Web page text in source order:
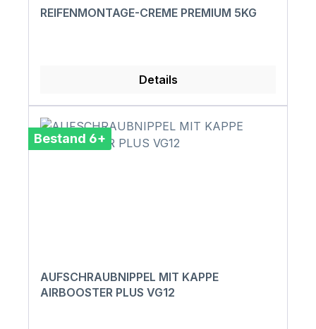
REIFENMONTAGE-CREME PREMIUM 5KG
Details
Bestand 6+
AUFSCHRAUBNIPPEL MIT KAPPE
AIRBOOSTER PLUS VG12